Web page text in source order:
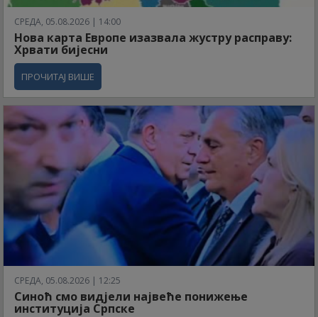
СРЕДА, 05.08.2026 | 14:00
Нова карта Европе изазвала жустру расправу:
Хрвати бијесни
ПРОЧИТАЈ ВИШЕ
СРЕДА, 05.08.2026 | 12:25
Синоћ смо видјели највеће понижење
институција Српске